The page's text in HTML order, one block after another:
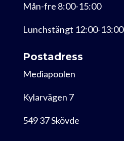
Mån-fre 8:00-15:00
Lunchstängt 12:00-13:00
Postadress
Mediapoolen
Kylarvägen 7
549 37 Skövde